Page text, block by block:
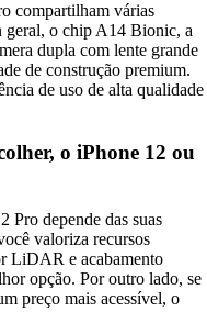
compartilham várias
geral, o chip A14 Bionic, a
dupla com lente grande
de construção premium.
de uso de alta qualidade
o iPhone 12 ou
Pro depende das suas
valoriza recursos
LiDAR e acabamento
opção. Por outro lado, se
preço mais acessível, o